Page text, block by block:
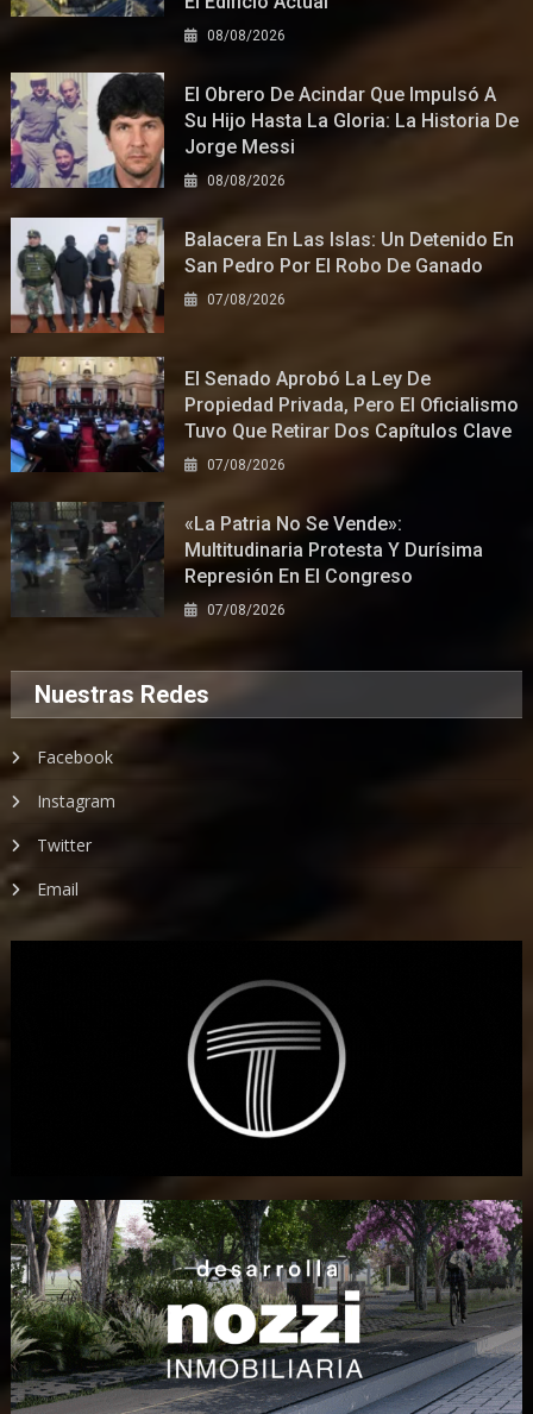
08/08/2026
El Obrero De Acindar Que Impulsó A
Su Hijo Hasta La Gloria: La Historia De
Jorge Messi
08/08/2026
Balacera En Las Islas: Un Detenido En
San Pedro Por El Robo De Ganado
07/08/2026
El Senado Aprobó La Ley De
Propiedad Privada, Pero El Oficialismo
Tuvo Que Retirar Dos Capítulos Clave
07/08/2026
«La Patria No Se Vende»:
Multitudinaria Protesta Y Durísima
Represión En El Congreso
07/08/2026
Nuestras Redes
Facebook
Instagram
Twitter
Email